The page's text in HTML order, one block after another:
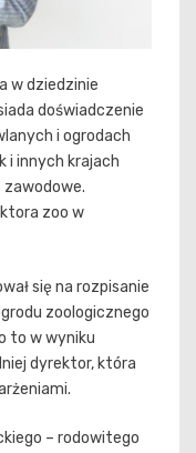
w dziedzinie
doświadczenie
i ogrodach
i innych krajach
zoo w
się na rozpisanie
zoologicznego
to w wyniku
dyrektor, która
– rodowitego